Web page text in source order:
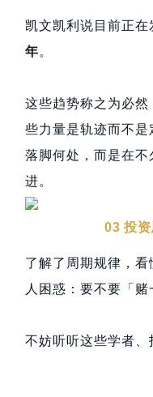
凯文凯利说目前正
年。
这些趋势称之为必然
些力量是轨迹而不
落脚何处，而是在
进。
03 投
了解了周期规律，
人困惑：要不要「
不妨听听这些学者